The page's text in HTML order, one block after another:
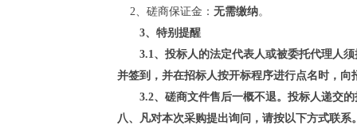
2、磋商保证金： 无需缴纳。
3、特别提醒
3.1 、 投标人的法定代表人或被委托代理人
并签到，并在招标人按开标程序进行点名时，
3.2、 磋商文件售后一概不退。投标人递交
八、凡对本次采购提出询问，请按以下方式联系